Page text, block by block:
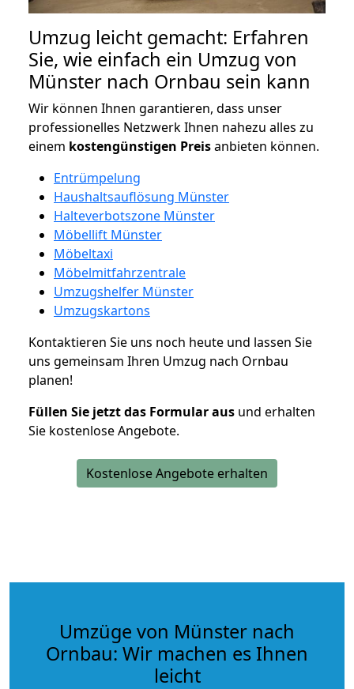
Umzug leicht gemacht: Erfahren
Sie, wie einfach ein Umzug von
Münster nach Ornbau sein kann
Wir können Ihnen garantieren, dass unser
professionelles Netzwerk Ihnen nahezu alles zu
einem kostengünstigen Preisanbieten können.
Entrümpelung
Haushaltsauflösung Münster
Halteverbotszone Münster
Möbellift Münster
Möbeltaxi
Möbelmitfahrzentrale
Umzugshelfer Münster
Umzugskartons
Kontaktieren Sie uns noch heute und lassen Sie
uns gemeinsam Ihren Umzug nach Ornbau
planen!
Füllen Sie jetzt das Formular aus und erhalten
Sie kostenlose Angebote.
Kostenlose Angebote erhalten
Umzüge von Münster nach
Ornbau: Wir machen es Ihnen
leicht